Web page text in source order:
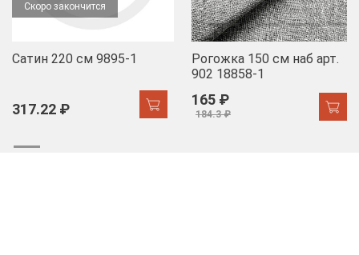
Скоро закончится
Сатин 220 см 9895-1
317.22 ₽
Рогожка 150 см наб арт.
902 18858-1
165 ₽
184.3 ₽